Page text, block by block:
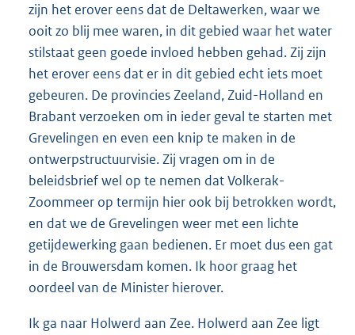
zijn het erover eens dat de Deltawerken, waar we
ooit zo blij mee waren, in dit gebied waar het water
stilstaat geen goede invloed hebben gehad. Zij zijn
het erover eens dat er in dit gebied echt iets moet
gebeuren. De provincies Zeeland, Zuid-Holland en
Brabant verzoeken om in ieder geval te starten met
Grevelingen en even een knip te maken in de
ontwerpstructuurvisie. Zij vragen om in de
beleidsbrief wel op te nemen dat Volkerak-
Zoommeer op termijn hier ook bij betrokken wordt,
en dat we de Grevelingen weer met een lichte
getijdewerking gaan bedienen. Er moet dus een gat
in de Brouwersdam komen. Ik hoor graag het
oordeel van de Minister hierover.
Ik ga naar Holwerd aan Zee. Holwerd aan Zee ligt